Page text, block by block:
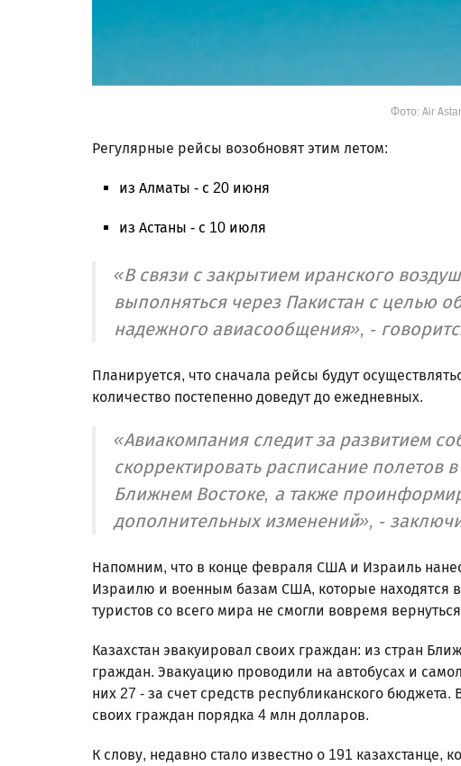
Фото: Air
Регулярные рейсы возобновят этим летом:
из Алматы - с 20 июня
из Астаны - с 10 июля
«В связи с закрытием иранского
выполняться через Пакистан с целью
надежного авиасообщения», -
Планируется, что сначала рейсы будут
количество постепенно доведут до ежедневных.
«Авиакомпания следит за развитием
скорректировать расписание полетов
Ближнем Востоке, а также
дополнительных изменений», -
Напомним, что в конце февраля США и Израиль
Израилю и военным базам США, которые находятся
туристов со всего мира не смогли вовремя
Казахстан эвакуировал своих граждан: из стран
граждан. Эвакуацию проводили на автобусах и
них 27 - за счет средств республиканского бюджета.
своих граждан порядка 4 млн долларов.
К слову, недавно стало известно о 191 казахстанце,